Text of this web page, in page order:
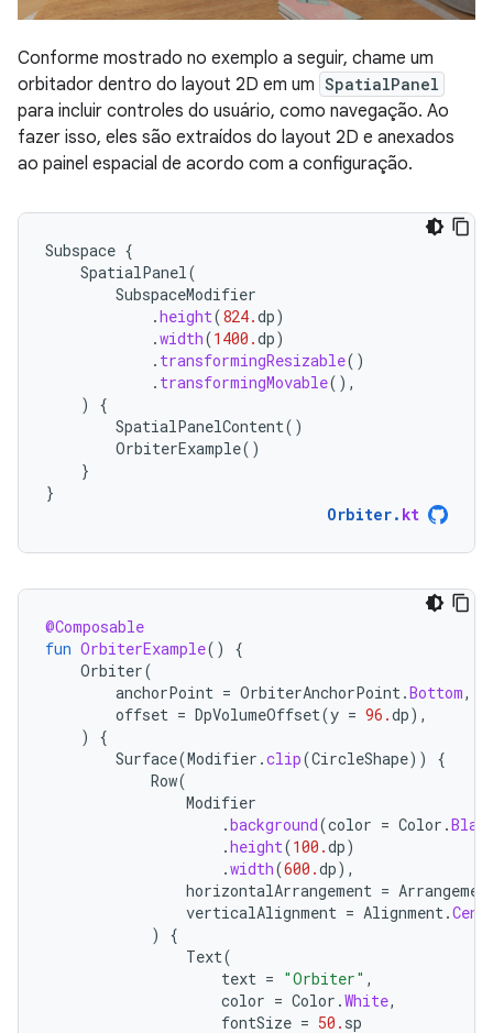
Conforme mostrado no exemplo a seguir, chame um
orbitador dentro do layout 2D em um SpatialPanel
para incluir controles do usuário, como navegação. Ao
fazer isso, eles são extraídos do layout 2D e anexados
ao painel espacial de acordo com a configuração.
Subspace {
SpatialPanel (
SubspaceModifier
.height(824.dp)
.width(1400.dp)
. transformingResizable()
. transformingMovable(),
)
{
SpatialPanelContent()
OrbiterExample()
}
}
Orbiter. kt
@Composable
fun OrbiterExample()
{
Orbiter(
anchorPoint = OrbiterAnchorPoint .Bottom,
offset = DpVolumeOffset(y = 96.dp),
)
{
Surface(Modifier .clip(CircleShape))
{
Row(
Modifier
.background(color = Color .
.height(100.dp)
.width(600.dp),
horizontalArrangement =
verticalAlignment = Alignment .
)
{
Text(
text = "Orbiter" ,
color = Color .White,
fontSize = 50. sp